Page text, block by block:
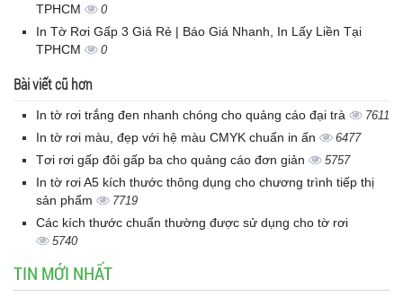
TPHCM
0
In Tờ Rơi Gấp 3 Giá Rẻ | Báo Giá Nhanh, In Lấy Liền Tại
TPHCM
0
Bài viết cũ hơn
In tờ rơi trắng đen nhanh chóng cho quảng cáo đại trà 7611
In tờ rơi màu, đẹp với hệ màu CMYK chuẩn in ấn 6477
Tơi rơi gấp đôi gấp ba cho quảng cáo đơn giản 5757
In tờ rơi A5 kích thước thông dụng cho chương trình tiếp thị
sản phẩm
7719
Các kích thước chuẩn thường được sử dụng cho tờ rơi
5740
TIN MỚI NHẤT